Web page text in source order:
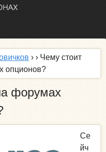
› › Чему стоит
опционов?
форумах
Се
йч